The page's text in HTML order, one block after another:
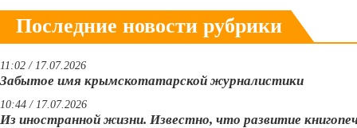
Последние новости рубрики
11:02 / 17.07.2026
Забытое имя крымскотатарской журналистики
10:44 / 17.07.2026
Из иностранной жизни. Известно, что развитие